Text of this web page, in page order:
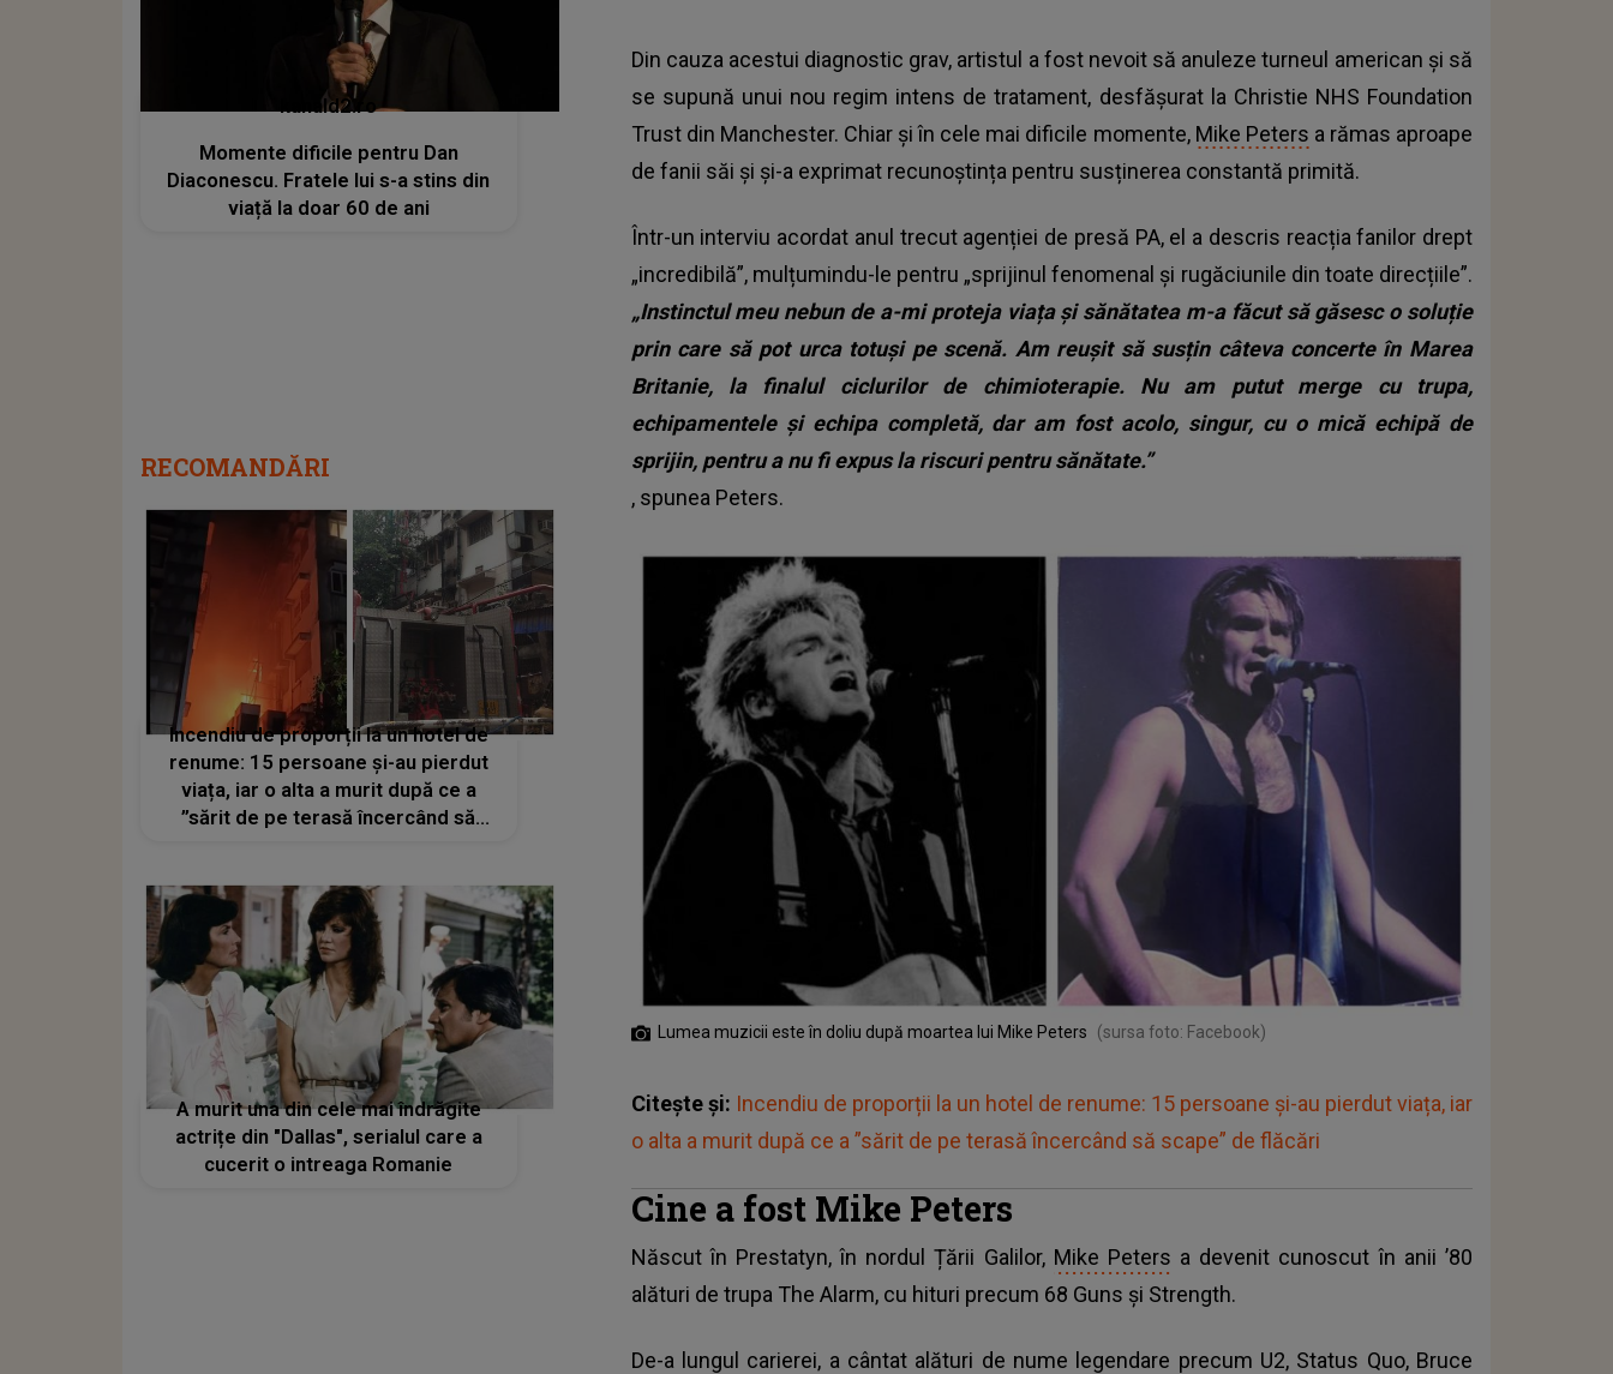
Din cauza acestui diagnostic grav, artistul a fost nevoit să anuleze turneul american și să
se supună unui nou regim intens de tratament, desfășurat la Christie NHS Foundation
Trust din Manchester. Chiar și în cele mai dificile momente, Mike Peters a rămas aproape
de fanii săi și și-a exprimat recunoștința pentru susținerea constantă primită.
Într-un interviu acordat anul trecut agenției de presă PA, el a descris reacția fanilor drept
„incredibilă”, mulțumindu-le pentru „sprijinul fenomenal și rugăciunile din toate direcțiile”.
„Instinctul meu nebun de a-mi proteja viața și sănătatea m-a făcut să găsesc o soluție
prin care să pot urca totuși pe scenă. Am reușit să susțin câteva concerte în Marea
Britanie, la finalul ciclurilor de chimioterapie. Nu am putut merge cu trupa,
echipamentele și echipa completă, dar am fost acolo, singur, cu o mică echipă de
sprijin, pentru a nu fi expus la riscuri pentru sănătate.”
, spunea Peters.
Lumea muzicii este în doliu după moartea lui Mike Peters (sursa foto: Facebook)
Citește și: Incendiu de proporții la un hotel de renume: 15 persoane și-au pierdut viața, iar
o alta a murit după ce a ”sărit de pe terasă încercând să scape” de flăcări
Cine a fost Mike Peters
Născut în Prestatyn, în nordul Țării Galilor, Mike Peters a devenit cunoscut în anii ’80
alături de trupa The Alarm, cu hituri precum 68 Guns și Strength.
De-a lungul carierei, a cântat alături de nume legendare precum U2, Status Quo, Bruce
kanald2.ro
Momente dificile pentru Dan
Diaconescu. Fratele lui s-a stins din
viață la doar 60 de ani
RECOMANDĂRI
Incendiu de proporții la un hotel de
renume: 15 persoane și-au pierdut
viața, iar o alta a murit după ce a
”sărit de pe terasă încercând să
A murit una din cele mai îndrăgite
actrițe din "Dallas", serialul care a
cucerit o intreaga Romanie